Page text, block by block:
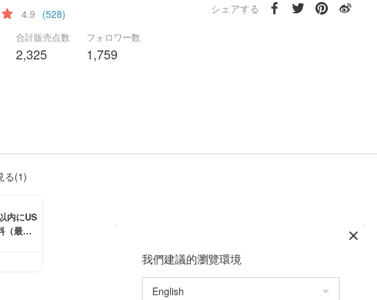
4.9 (528)
合計販売点数
2,325
フォロワー数
1,759
シェアする
る(1)
内にUS
最大U
我們建議的瀏覽環境